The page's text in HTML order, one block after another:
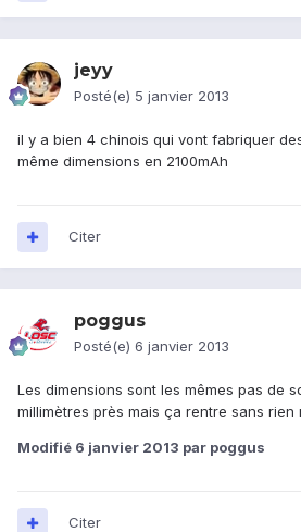
jeyy
Posté(e) 5 janvier 2013
il y a bien 4 chinois qui vont fabriquer
même dimensions en 2100mAh
Citer
poggus
Posté(e) 6 janvier 2013
Les dimensions sont les mêmes pas de
millimètres près mais ça rentre sans rien
Modifié 6 janvier 2013 par poggus
Citer